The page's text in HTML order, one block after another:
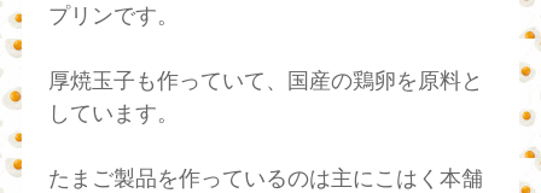
プリンです。
厚焼玉子も作っていて、国産の鶏卵を原料と
しています。
たまご製品を作っているのは主にこはく本舗